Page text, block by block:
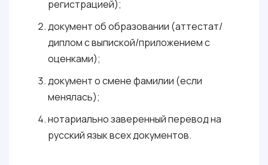
регистрацией);
документ об образовании (аттестат/
диплом с выпиской/приложением с
оценками);
документ о смене фамилии (если
менялась);
нотариально заверенный перевод на
русский язык всех документов.